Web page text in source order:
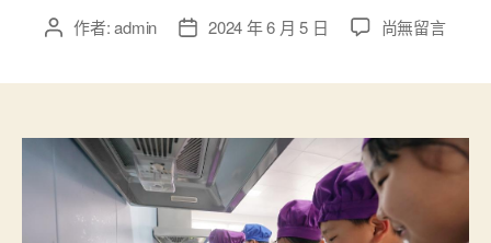
文 作者:admin
文
期
2024 年 6 月 5 日
在
養
網
雄
安
尚無留言